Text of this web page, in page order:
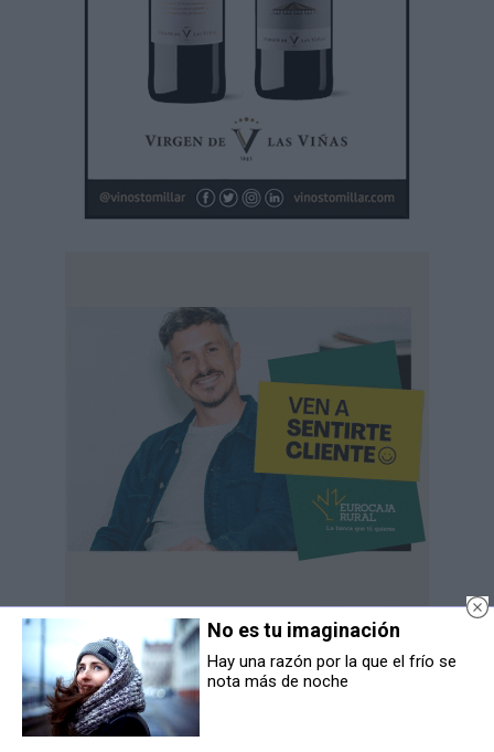
No es tu imaginación
Hay una razón por la que el frío se
nota más de noche